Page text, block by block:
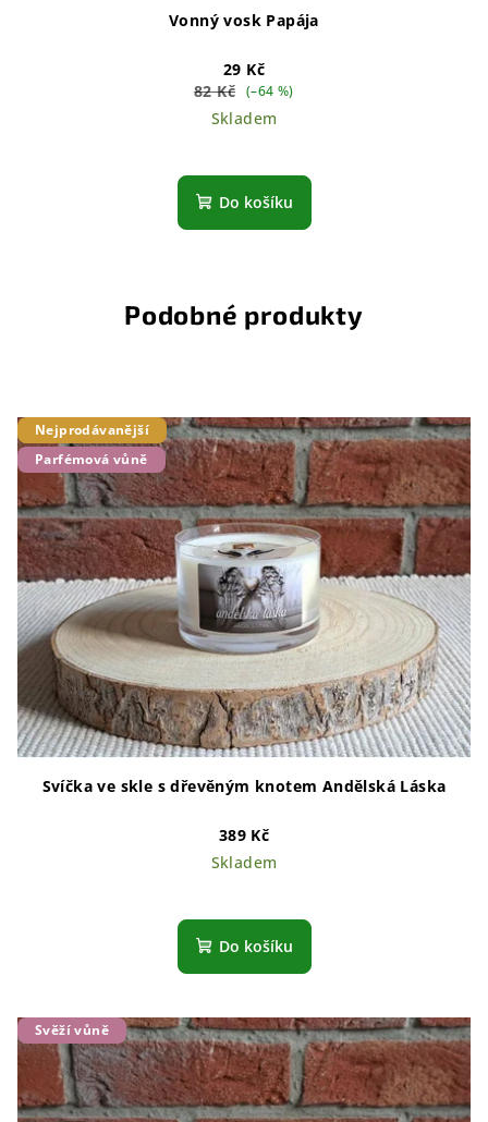
Vonný vosk Papája
29 Kč
82 Kč (–64 %)
Skladem
Do košíku
Podobné produkty
Nejprodávanější
Parfémová vůně
Svíčka ve skle s dřevěným knotem Andělská Láska
389 Kč
Skladem
hodnocení
produktu
5
hvězdiček.
Do košíku
Svěží vůně